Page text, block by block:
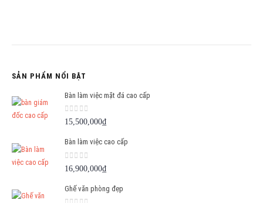
SẢN PHẨM NỔI BẬT
Bàn làm việc mặt đá cao cấp
0 out of 5
15,500,000₫
Bàn làm việc cao cấp
0out of 5
16,900,000₫
Ghế văn phòng đẹp